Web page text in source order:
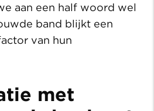
aan een half woord wel
band blijkt een
van hun
met